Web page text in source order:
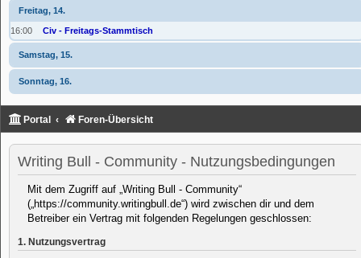
Freitag, 14.
16:00 Civ - Freitags-Stammtisch
Samstag, 15.
Sonntag, 16.
Portal Foren-Übersicht
Writing Bull - Community - Nutzungsbedingungen
Mit dem Zugriff auf „Writing Bull - Community“
(„https://community.writingbull.de“) wird zwischen dir und dem
Betreiber ein Vertrag mit folgenden Regelungen geschlossen:
1. Nutzungsvertrag